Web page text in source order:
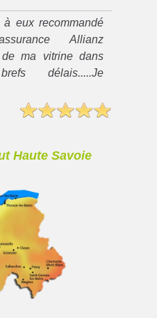
eux recommandé
Allianz
de ma vitrine dans
délais.....Je
Haute Savoie